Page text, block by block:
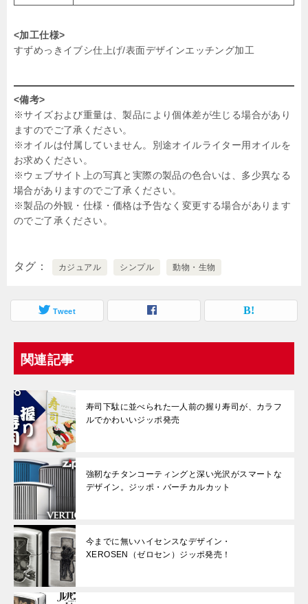
<加工仕様>
すずめっきイブシ仕上げ/表面デザインエッチング加工
<備考>
※サイズおよび重量は、製品により個体差が生じる場合があり
ますのでご了承ください。
※オイルは付属していません。別途オイルライター用オイルを
お求めください。
※ウェブサイト上の写真と実際の製品の色合いは、多少異なる
場合がありますのでご了承ください。
※製品の外観・仕様・価格は予告なく変更する場合があります
のでご了承ください。
タグ カジュアル シンプル 動物・生物
Tweet
関連記事
寿司下駄に並べられた一人前の握り寿司が、カラフ
ルでかわいいジッポ発売
強靭なチタンコーティングと深い光沢がスマートな
デザイン。ジッポ・バーチカルカット
今までに無いハイセンスなデザイン・
XEROSEN（ゼロセン）ジッポ発売！